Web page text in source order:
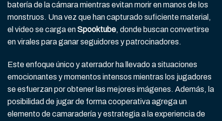
batería de la cámara mientras evitan morir en manos de los
monstruos. Una vez que han capturado suficiente material,
el video se carga enSpooktube, donde buscan convertirse
en virales para ganar seguidores y patrocinadores.
Este enfoque único y aterrador ha llevado a situaciones
emocionantes y momentos intensos mientras los jugadores
se esfuerzan por obtener las mejores imágenes. Además, la
posibilidad de jugar de forma cooperativa agrega un
elemento de camaradería y estrategia a la experiencia de